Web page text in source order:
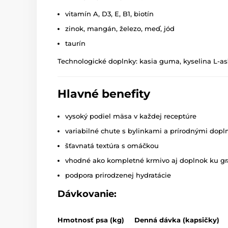
vitamín A, D3, E, B1, biotín
zinok, mangán, železo, meď, jód
taurín
Technologické doplnky: kasia guma, kyselina L-
Hlavné benefity
vysoký podiel mäsa v každej receptúre
variabilné chute s bylinkami a prírodnými
šťavnatá textúra s omáčkou
vhodné ako kompletné krmivo aj doplnok ku
podpora prirodzenej hydratácie
Dávkovanie:
Hmotnosť psa (kg) Denná dávka (kapsičky)